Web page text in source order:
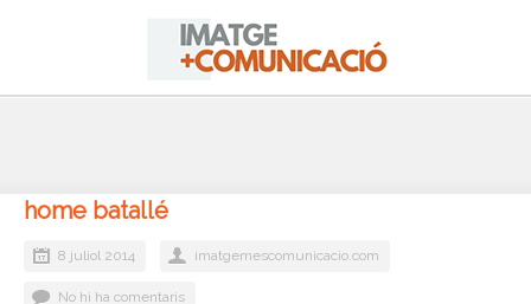
home batallé
8 juliol 2014 imatgemescomunicacio.com
No hi ha comentaris